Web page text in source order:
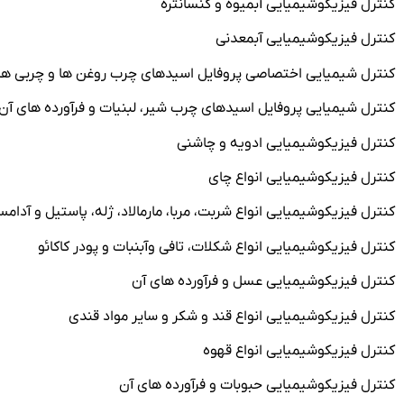
کنترل فیزیکوشیمیایی آبمیوه و کنسانتره
کنترل فیزیکوشیمیایی آبمعدنی
کنترل شیمیایی اختصاصی پروفایل اسیدهای چرب روغن ها و چربی
کنترل شیمیایی پروفایل اسیدهای چرب شیر، لبنیات و فرآورده های
کنترل فیزیکوشیمیایی ادویه و چاشنی
کنترل فیزیکوشیمیایی انواع چای
کنترل فیزیکوشیمیایی انواع شربت، مربا، مارمالاد، ژله، پاستیل و
کنترل فیزیکوشیمیایی انواع شکلات، تافی وآبنبات و پودر کاکائو
کنترل فیزیکوشیمیایی عسل و فرآورده های آن
کنترل فیزیکوشیمیایی انواع قند و شکر و سایر مواد قندی
کنترل فیزیکوشیمیایی انواع قهوه
کنترل فیزیکوشیمیایی حبوبات و فرآورده های آن